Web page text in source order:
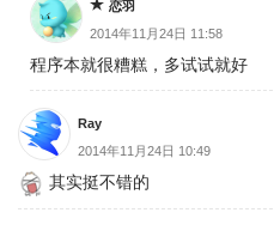
恋羽
2014年11月24日 11:58
程序本就很糟糕，多试试就好
Ray
2014年11月24日 10:49
其实挺不错的